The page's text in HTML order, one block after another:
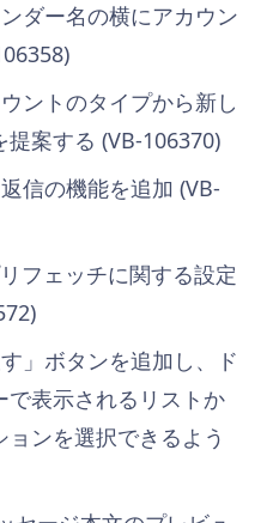
ダー名の横にアカウン
ントのタイプから新し
案する (VB-106370)
信の機能を追加 (VB-
フェッチに関する設定
」ボタンを追加し、ド
で表示されるリストか
ンを選択できるよう